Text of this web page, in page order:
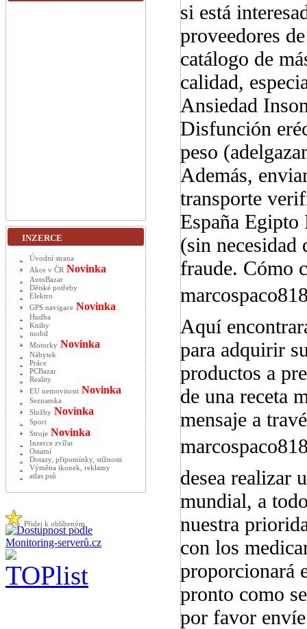
si está
proveedores
catálogo de
calidad,
Ansiedad
Disfunción
peso
Además,
transporte
España
(sin necesidad
fraude. Cómo
Aquí
para adquirir
productos a
de una receta
mensaje a
desea realizar
mundial, a
nuestra
con los
proporcionará
pronto como
por favor
INZERCE
Úvodní strana
Akce v ČR Novinka
AutoBazar
Dětské potřeby
Elektro
GPS navigace Novinka
Hudba
Knihy
mobil
Motorky Novinka
Nábytek
Práce
PCBazar
Reality
EU nemovitosti Novinka
Seznamka
Služby Novinka
Sport
Stroje Novinka
Inzerce zvířat
Ostatní
Dotazy, připomínky, stížnosti
Výměna ikonek, reklamy
atlas psů
Přidej k oblíbeným